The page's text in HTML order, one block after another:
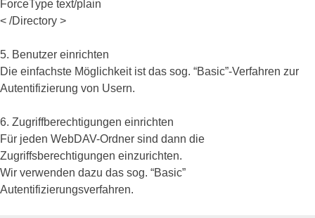
ForceType text/plain
< /Directory >
5. Benutzer einrichten
Die einfachste Möglichkeit ist das sog. “Basic”-Verfahren zur
Autentifizierung von Usern.
6. Zugriffberechtigungen einrichten
Für jeden WebDAV-Ordner sind dann die
Zugriffsberechtigungen einzurichten.
Wir verwenden dazu das sog. “Basic”
Autentifizierungsverfahren.